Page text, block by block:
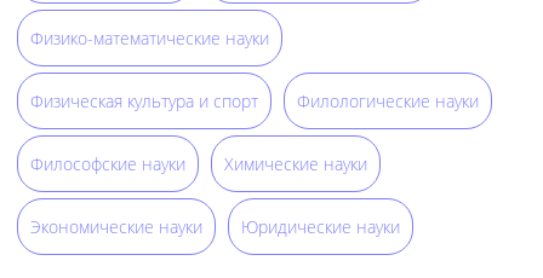
Физико-математические науки
Физическая культура и спорт Филологические науки
Философские науки Химические науки
Экономические науки Юридические науки